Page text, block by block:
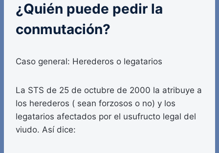
¿Quién puede pedir la
conmutación?
Caso general: Herederos o legatarios
La STS de 25 de octubre de 2000 la atribuye a
los herederos ( sean forzosos o no) y los
legatarios afectados por el usufructo legal del
viudo. Así dice: